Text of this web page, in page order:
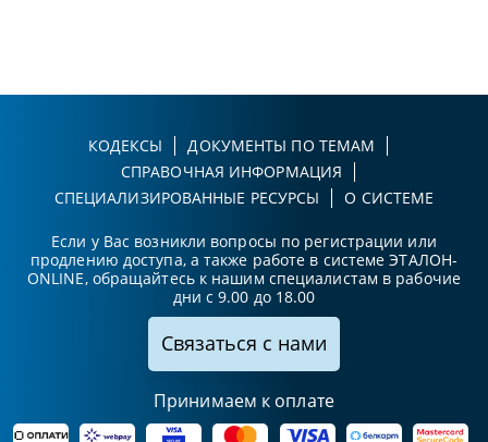
КОДЕКСЫ
ДОКУМЕНТЫ ПО ТЕМАМ
СПРАВОЧНАЯ ИНФОРМАЦИЯ
СПЕЦИАЛИЗИРОВАННЫЕ РЕСУРСЫ
О СИСТЕМЕ
Если у Вас возникли вопросы по регистрации или
продлению доступа, а также работе в системе ЭТАЛОН-
ONLINE, обращайтесь к нашим специалистам в рабочие
дни с 9.00 до 18.00
Связаться с нами
Принимаем к оплате